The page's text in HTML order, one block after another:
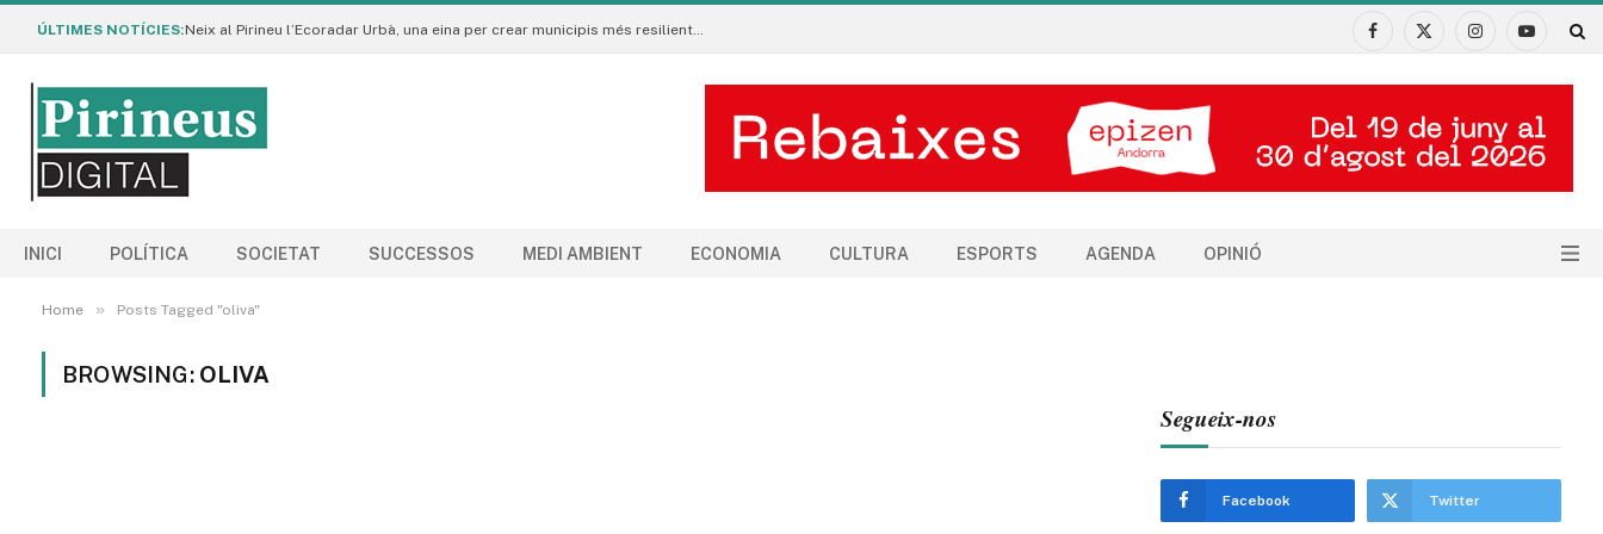
ÚLTIMES NOTÍCIES: Neix al Pirineu l’Ecoradar Urbà, una eina per crear municipis més resilients al canvi climàtic
Facebook
X
InstagramYouTube
INICI POLÍTICA SOCIETAT SUCCESSOS MEDI AMBIENT ECONOMIA CULTURA ESPORTS AGENDA OPINIÓ
Home » Posts Tagged "oliva"
BROWSING: OLIVA
Segueix-nos
Facebook Twitter